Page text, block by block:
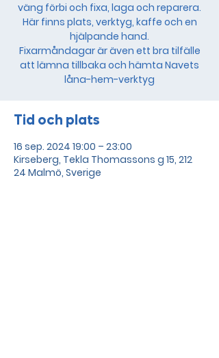
väng förbi och fixa, laga och reparera.
Här finns plats, verktyg, kaffe och en
hjälpande hand.
Fixarmåndagar är även ett bra tilfälle
att lämna tillbaka och hämta Navets
låna-hem-verktyg
Tid och plats
16 sep. 2024 19:00 – 23:00
Kirseberg, Tekla Thomassons g 15, 212
24 Malmö, Sverige